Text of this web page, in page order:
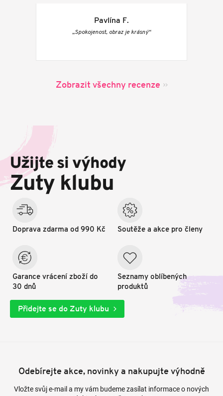
Pavlína F.
„Spokojenost, obraz je krásný“
Zobrazit všechny recenze
a
í
Užijte si výhody
Zuty klubu
Doprava zdarma od 990 Kč
Garance vrácení zboží do
30 dnů
Soutěže a akce pro členy
Seznamy oblíbených
produktů
Přidejte se do Zuty klubu
Odebírejte akce, novinky a nakupujte výhodně
Vložte svůj e-mail a my vám budeme zasílat informace o nových